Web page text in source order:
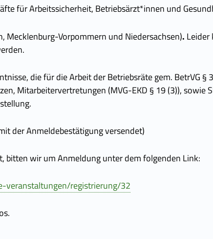
für Arbeitssicherheit, Betriebsärzt*innen und
Mecklenburg-Vorpommern und Niedersachsen). Leider
die für die Arbeit der Betriebsräte gem. BetrVG
Mitarbeitervertretungen (MVG-EKD § 19 (3)), sowie
der Anmeldebestätigung versendet)
bitten wir um Anmeldung unter dem folgenden Link:
veranstaltungen/registrierung/32